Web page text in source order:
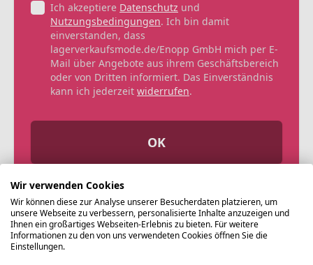
Ich akzeptiere Datenschutz und
Nutzungsbedingungen. Ich bin damit
einverstanden, dass
lagerverkaufsmode.de/Enopp GmbH mich per E-
Mail über Angebote aus ihrem Geschäftsbereich
oder von Dritten informiert. Das Einverständnis
kann ich jederzeit widerrufen.
OK
Wir verwenden Cookies
Wir können diese zur Analyse unserer Besucherdaten platzieren, um
unsere Webseite zu verbessern, personalisierte Inhalte anzuzeigen und
Ihnen ein großartiges Webseiten-Erlebnis zu bieten. Für weitere
Informationen zu den von uns verwendeten Cookies öffnen Sie die
Einstellungen.